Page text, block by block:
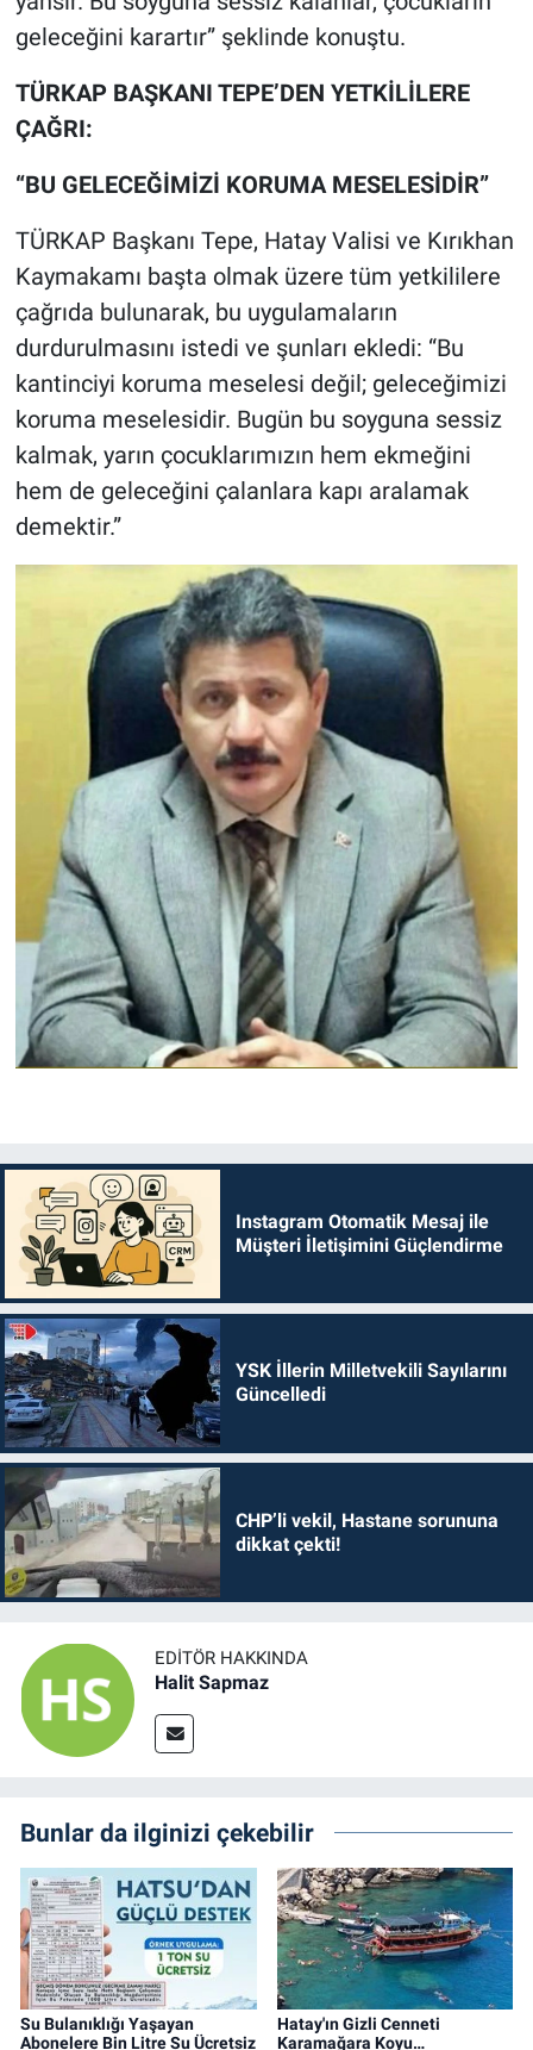
geleceğini karartır” şeklinde konuştu.
TÜRKAP BAŞKANI TEPE’DEN YETKİLİLERE
ÇAĞRI:
“BU GELECEĞİMİZİ KORUMA MESELESİDİR”
TÜRKAP Başkanı Tepe, Hatay Valisi ve Kırıkhan
Kaymakamı başta olmak üzere tüm yetkililere
çağrıda bulunarak, bu uygulamaların
durdurulmasını istedi ve şunları ekledi: “Bu
kantinciyi koruma meselesi değil; geleceğimizi
koruma meselesidir. Bugün bu soyguna sessiz
kalmak, yarın çocuklarımızın hem ekmeğini
hem de geleceğini çalanlara kapı aralamak
demektir.”
Instagram Otomatik Mesaj ile
Müşteri İletişimini Güçlendirme
YSK İllerin Milletvekili Sayılarını
Güncelledi
CHP’li vekil, Hastane sorununa
dikkat çekti!
EDITÖR HAKKINDA
Halit Sapmaz
Bunlar da ilginizi çekebilir
Su Bulanıklığı Yaşayan
Abonelere Bin Litre Su Ücretsiz
Hatay'ın Gizli Cenneti
Karamağara Koyu…